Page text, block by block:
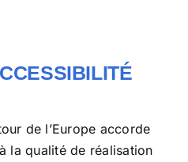
de l’Europe accorde
la qualité de réalisation